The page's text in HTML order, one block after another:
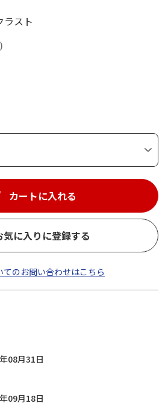
ラスト
カートに入れる
気に入りに登録する
てのお問い合わせはこちら
08月31日
09月18日